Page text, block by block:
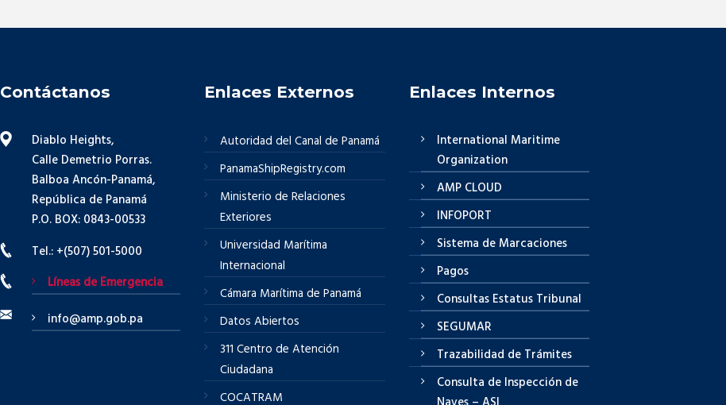
Contáctanos
Diablo Heights,
Calle Demetrio Porras.
Balboa Ancón-Panamá,
República de Panamá
P.O. BOX: 0843-00533
Tel.: +(507) 501-5000
Líneas de Emergencia
info@amp.gob.pa
Enlaces Externos
Autoridad del Canal de Panamá
PanamaShipRegistry.com
Ministerio de Relaciones
Exteriores
Universidad Marítima
Internacional
Cámara Marítima de Panamá
Datos Abiertos
311 Centro de Atención
Ciudadana
COCATRAM
Enlaces Internos
International Maritime
Organization
AMP CLOUD
INFOPORT
Sistema de Marcaciones
Pagos
Consultas Estatus Tribunal
SEGUMAR
Trazabilidad de Trámites
Consulta de Inspección de